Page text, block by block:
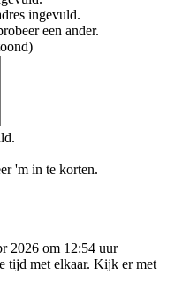
ingevuld.
een ander.
'm in te korten.
2026 om 12:54 uur
tijd met elkaar. Kijk er met